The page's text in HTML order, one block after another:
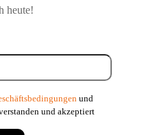
heute!
und
und akzeptiert